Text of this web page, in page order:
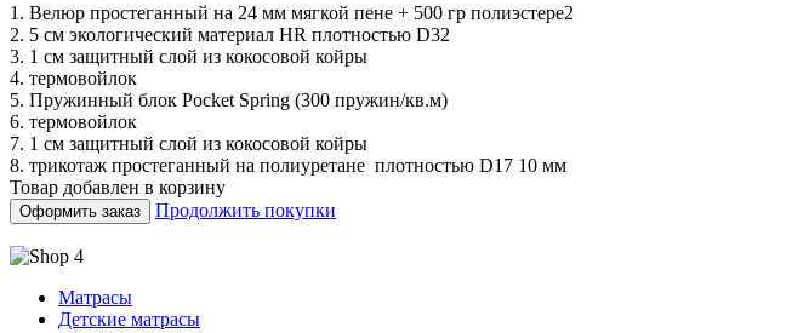
1. Велюр простеганный на 24 мм мягкой пене + 500 гр полиэстере2
2. 5 см экологический материал HR плотностью D32
3. 1 см защитный слой из кокосовой койры
4. термовойлок
5. Пружинный блок Pocket Spring (300 пружин/кв.м)
6. термовойлок
7. 1 см защитный слой из кокосовой койры
8. трикотаж простеганный на полиуретане плотностью D17 10 мм
Товар добавлен в корзину
Оформить заказ Продолжить покупки
Матрасы
Детские матрасы